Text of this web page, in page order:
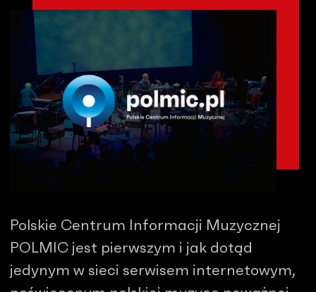
Polskie Centrum Informacji Muzycznej
POLMIC jest pierwszym i jak dotąd
jedynym w sieci serwisem internetowym,